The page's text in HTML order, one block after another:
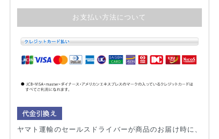
お支払い方法について
ヤマト運輸のセールスドライバーが商品のお届け時に、